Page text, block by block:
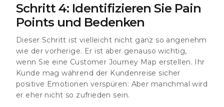
Schritt 4: Identifizieren Sie Pain
Points und Bedenken
Dieser Schritt ist vielleicht nicht ganz so angenehm
wie der vorherige. Er ist aber genauso wichtig,
wenn Sie eine Customer Journey Map erstellen. Ihr
Kunde mag während der Kundenreise sicher
positive Emotionen verspüren: Aber manchmal wird
er eher nicht so zufrieden sein.